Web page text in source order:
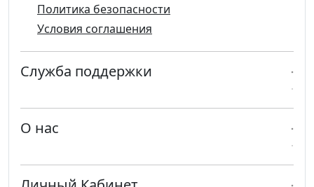
Политика безопасности
Условия соглашения
Служба поддержки
О нас